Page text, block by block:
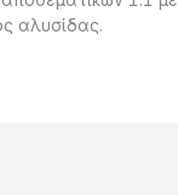
αλυσίδας.